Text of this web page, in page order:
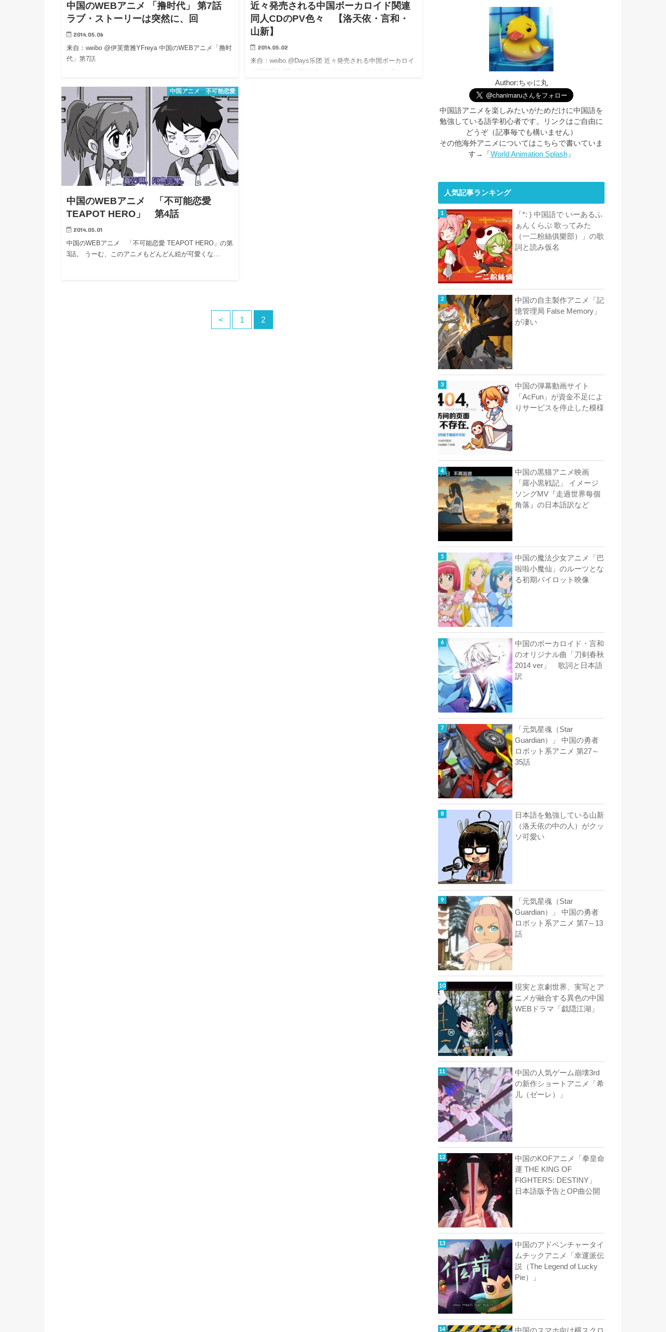
中国のWEBアニメ 「撸时代」 第7話
ラブ・ストーリーは突然に、回
2014.05.06
来自：weibo @伊芙蕾雅YFreya 中国のWEBアニメ「撸时
代」第7話
近々発売される中国ボーカロイド関連
同人CDのPV色々 【洛天依・言和・
山新】
2014.05.02
来自：weibo @Days乐团 近々発売される中国ボーカロイ
中国アニメ 不可能恋愛
中国のWEBアニメ 「不可能恋愛
TEAPOT HERO」 第4話
2014.05.01
中国のWEBアニメ 「不可能恋愛 TEAPOT HERO」の第
3話。 うーむ、このアニメもどんどん絵が可愛くな…
< 1 2
Author:ちゃに丸
中国語アニメを楽しみたいがためだけに中国語を
勉強している語学初心者です。リンクはご自由に
どうぞ（記事毎でも構いません）
その他海外アニメについてはこちらで書いていま
す→「 World Animation Splash」
人気記事ランキング
「*: ) 中国語で いーあるふ
ぁんくらぶ 歌ってみた
（一二粉絲俱樂部）」の歌
詞と読み仮名
中国の自主製作アニメ「記
憶管理局 False Memory」
が凄い
中国の弾幕動画サイト
「AcFun」が資金不足によ
りサービスを停止した模様
中国の黒猫アニメ映画
「羅小黒戦記」 イメージ
ソングMV『走過世界每個
角落』の日本語訳など
中国の魔法少女アニメ「巴
啦啦小魔仙」のルーツとな
る初期パイロット映像
中国のボーカロイド・言和
のオリジナル曲「刀剣春秋
2014 ver」 歌詞と日本語
訳
「元気星魂（Star
Guardian）」 中国の勇者
ロボット系アニメ 第27～
35話
日本語を勉強している山新
（洛天依の中の人）がクッ
ソ可愛い
「元気星魂（Star
Guardian）」 中国の勇者
ロボット系アニメ 第7～13
話
現実と京劇世界、実写とア
ニメが融合する異色の中国
WEBドラマ「戯隠江湖」
中国の人気ゲーム崩壊3rd
の新作ショートアニメ「希
儿（ゼーレ）」
中国のKOFアニメ「拳皇命
運 THE KING OF
FIGHTERS: DESTINY」
日本語版予告とOP曲公開
中国のアドベンチャータイ
ムチックアニメ「幸運派伝
説（The Legend of Lucky
Pie）」
中国のスマホ向け横スクロ